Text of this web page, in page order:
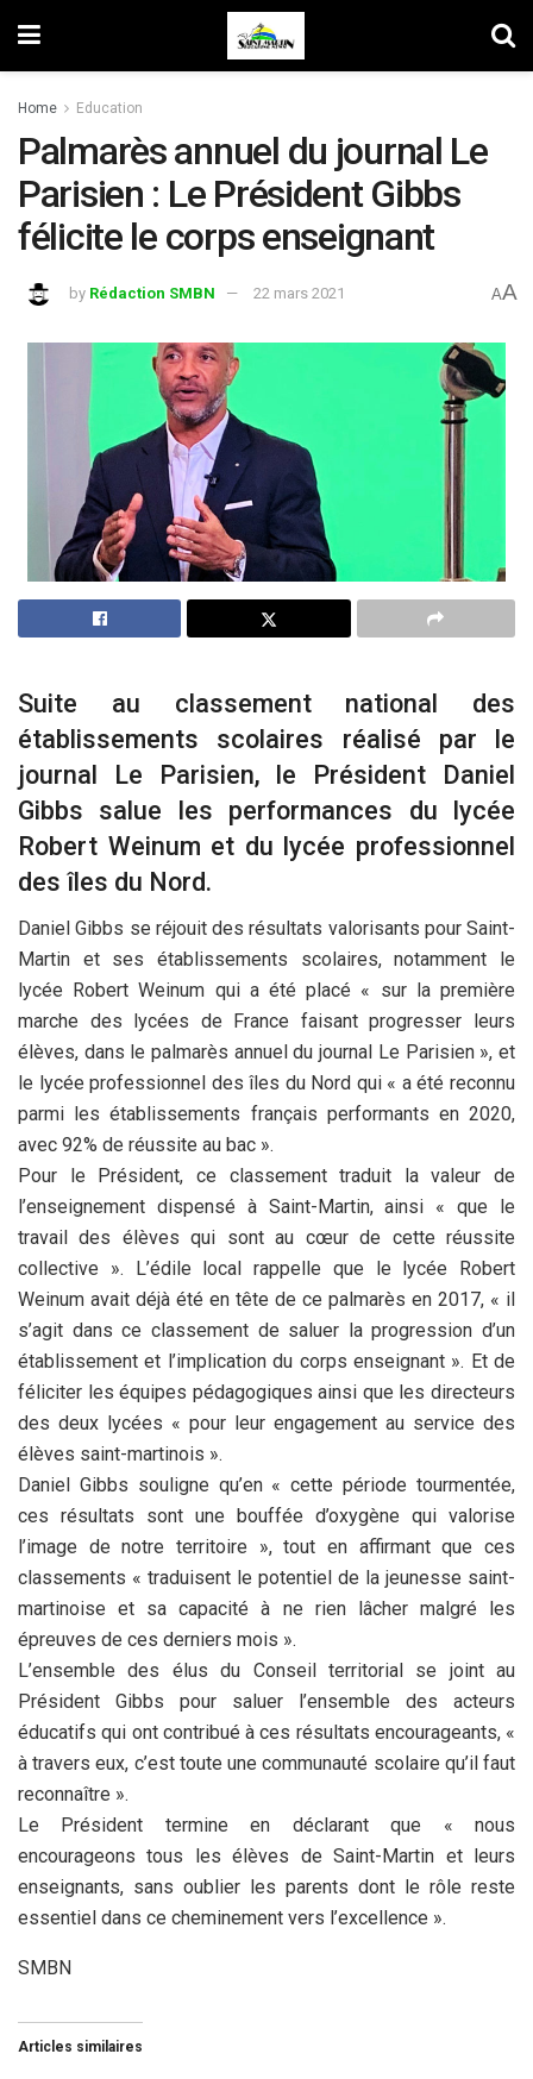
Home Education
Palmarès annuel du journal Le
Parisien : Le Président Gibbs
félicite le corps enseignant
by Rédaction SMBN 22 mars 2021 AA
Suite au classement national des
établissements scolaires réalisé par le
journal Le Parisien, le Président Daniel
Gibbs salue les performances du lycée
Robert Weinum et du lycée professionnel
des îles du Nord.
Daniel Gibbs se réjouit des résultats valorisants pour Saint-
Martin et ses établissements scolaires, notamment le
lycée Robert Weinum qui a été placé « sur la première
marche des lycées de France faisant progresser leurs
élèves, dans le palmarès annuel du journal Le Parisien », et
le lycée professionnel des îles du Nord qui « a été reconnu
parmi les établissements français performants en 2020,
avec 92% de réussite au bac ».
Pour le Président, ce classement traduit la valeur de
l’enseignement dispensé à Saint-Martin, ainsi « que le
travail des élèves qui sont au cœur de cette réussite
collective ». L’édile local rappelle que le lycée Robert
Weinum avait déjà été en tête de ce palmarès en 2017, « il
s’agit dans ce classement de saluer la progression d’un
établissement et l’implication du corps enseignant ». Et de
féliciter les équipes pédagogiques ainsi que les directeurs
des deux lycées « pour leur engagement au service des
élèves saint-martinois ».
Daniel Gibbs souligne qu’en « cette période tourmentée,
ces résultats sont une bouffée d’oxygène qui valorise
l’image de notre territoire », tout en affirmant que ces
classements « traduisent le potentiel de la jeunesse saint-
martinoise et sa capacité à ne rien lâcher malgré les
épreuves de ces derniers mois ».
L’ensemble des élus du Conseil territorial se joint au
Président Gibbs pour saluer l’ensemble des acteurs
éducatifs qui ont contribué à ces résultats encourageants, «
à travers eux, c’est toute une communauté scolaire qu’il faut
reconnaître ».
Le Président termine en déclarant que « nous
encourageons tous les élèves de Saint-Martin et leurs
enseignants, sans oublier les parents dont le rôle reste
essentiel dans ce cheminement vers l’excellence ».
SMBN
Articles similaires